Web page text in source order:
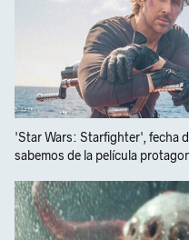
'Star Wars: Starfighter', fecha
sabemos de la película